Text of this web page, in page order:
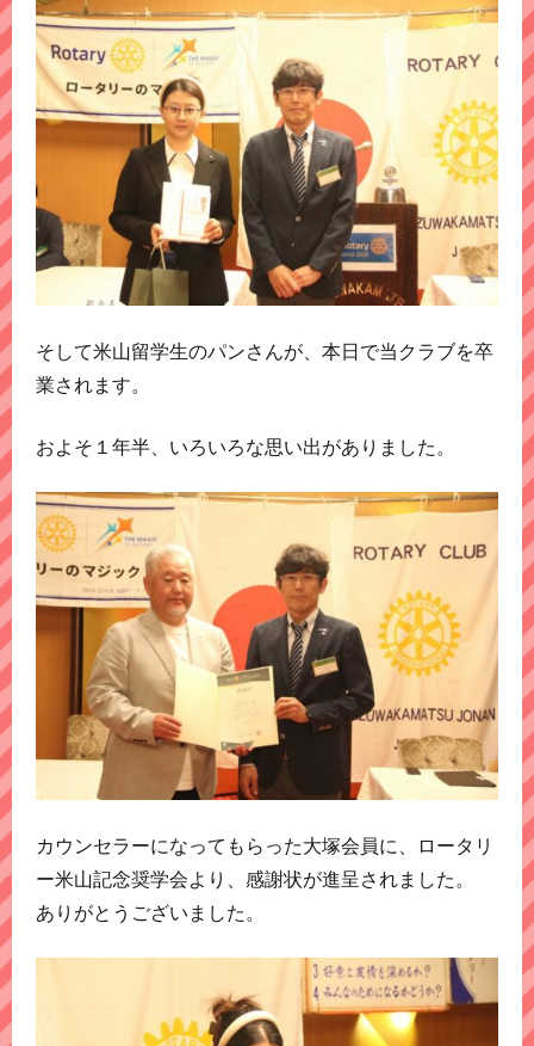
そして米山留学生のパンさんが、本日で当クラブを卒
業されます。
およそ１年半、いろいろな思い出がありました。
カウンセラーになってもらった大塚会員に、ロータリ
ー米山記念奨学会より、感謝状が進呈されました。
ありがとうございました。